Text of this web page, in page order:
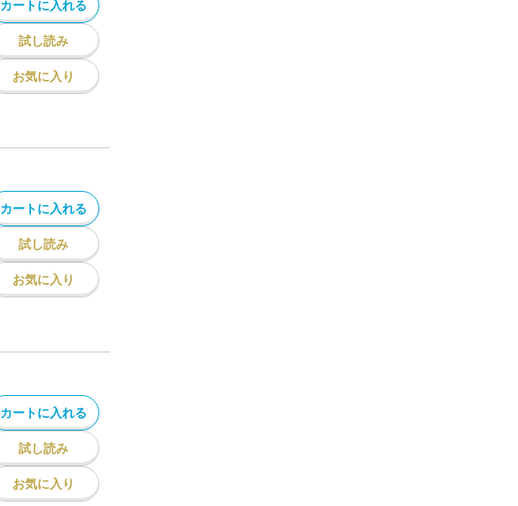
カートに入れる
試し読み
お気に入り
カートに入れる
試し読み
お気に入り
カートに入れる
試し読み
お気に入り